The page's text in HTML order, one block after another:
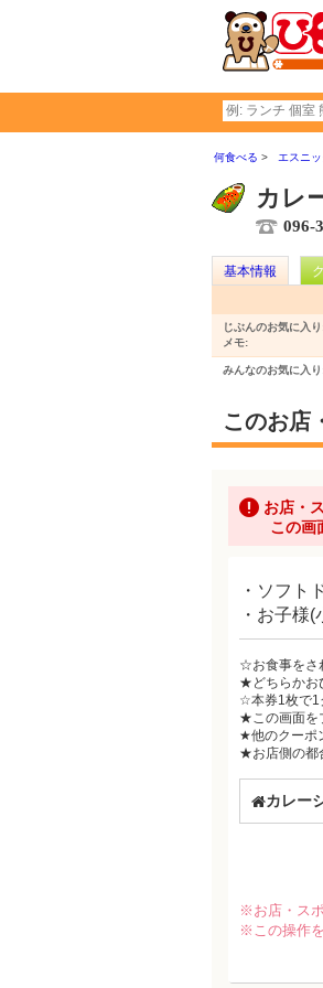
何食べる エスニッ
カレ
096-
基本情報
じぶんのお気に入
メモ:
みんなのお気に入
このお店
お店・
この画面
・ソフト
・お子様
☆お食事をさ
★どちらかお
☆本券1枚で1
★この画面を
★他のクーポ
★お店側の都
カレー
※お店・ス
※この操作